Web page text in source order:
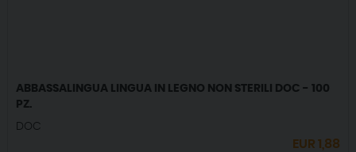
ABBASSALINGUA LINGUA IN LEGNO NON STERILI DOC - 100
PZ.
DOC
EUR1,88